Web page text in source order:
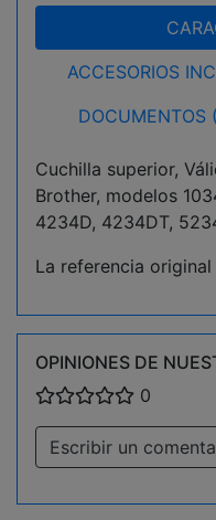
ACCESORIOS
DOCUMENTOS
Cuchilla superior,
Brother, modelos
4234D, 4234DT,
La referencia
OPINIONES DE
0
Escribir un